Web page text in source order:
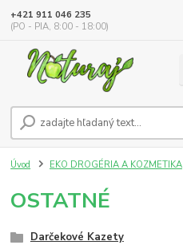
+421 911 046 235
(PO - PIA, 8:00 - 18:00)
Úvod EKO DROGÉRIA A KOZMETIKA
OSTATNÉ
Darčekové Kazety